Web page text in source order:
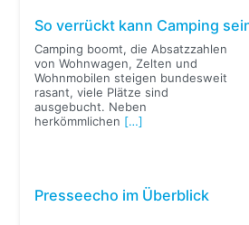
So verrückt kann Camping
Camping boomt, die Absatzzahlen
von Wohnwagen, Zelten und
Wohnmobilen steigen bundesweit
rasant, viele Plätze sind
ausgebucht. Neben
herkömmlichen […]
Presseecho im Überblick